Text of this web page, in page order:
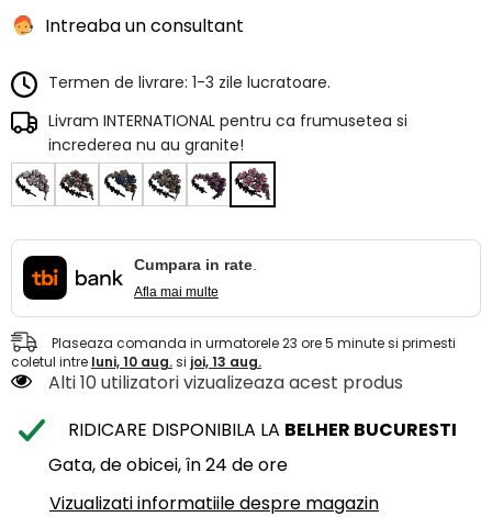
Intreaba un consultant
Termen de livrare: 1-3 zile lucratoare.
Livram INTERNATIONAL pentru ca frumusetea si
increderea nu au granite!
Cumpara in rate.
Afla mai multe
Plaseaza comanda in urmatorele23 ore5 minutesi primesti
coletul intre luni, 10 aug.si joi, 13 aug.
Alti 10 utilizatori vizualizeaza acest produs
RIDICARE DISPONIBILA LA BELHER BUCURESTI
Gata, de obicei, în 24 de ore
Vizualizati informatiile despre magazin